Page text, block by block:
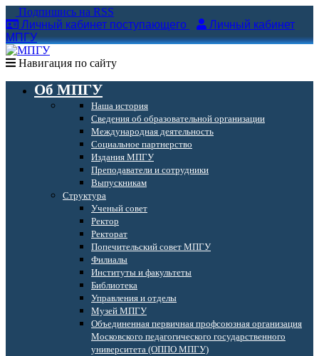
Подпишись на RSS
Личный кабинет поступающего
Личный кабинет
МПГУ
Навигация по сайту
Об МПГУ
Наша история
Сведения об образовательной организации
Международная деятельность
Социальное партнерство
Издания МПГУ
Преподаватели и сотрудники
Выпускникам
Структура
Ученый совет
Ректор
Ректорат
Попечительский совет МПГУ
Филиалы
Институты и факультеты
Библиотека
Управления и отделы
Музей МПГУ
Объединенная первичная профсоюзная организация
Московского педагогического государственного
университета (ОППО МПГУ)